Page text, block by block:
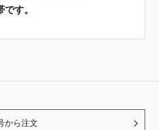
す。
から注文